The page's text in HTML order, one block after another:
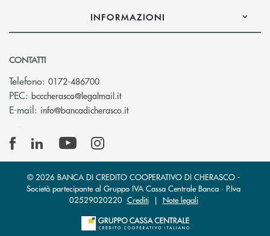
INFORMAZIONI
CONTATTI
Telefono: 0172-486700
PEC: bcccherasco@legalmail.it(si apre l’app di posta elettronica)
E-mail: info@bancadicherasco.it(si apre l’app di posta elettronica)
© 2026 BANCA DI CREDITO COOPERATIVO DI CHERASCO -
Società partecipante al Gruppo IVA Cassa Centrale Banca · P.Iva
02529020220 Crediti| Note legali